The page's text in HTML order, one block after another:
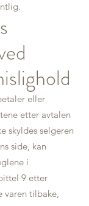
eller
etter avtalen
skyldes selgeren
side, kan
i
9 etter
varen tilbake,